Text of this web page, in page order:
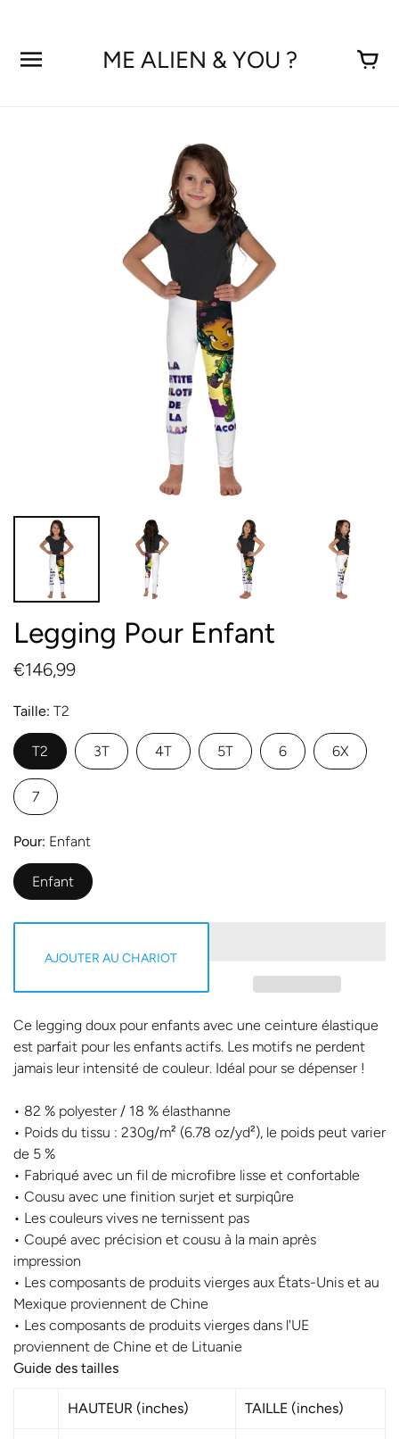
ME ALIEN & YOU ?
Legging Pour Enfant
€146,99
Taille T2
T2 3T 4T 5T 6 6X
7
Pour Enfant
Enfant
AJOUTER AU CHARIOT
Ce legging doux pour enfants avec une ceinture élastique
est parfait pour les enfants actifs. Les motifs ne perdent
jamais leur intensité de couleur. Idéal pour se dépenser !
• 82 % polyester / 18 % élasthanne
• Poids du tissu : 230g/m² (6.78 oz/yd²), le poids peut varier
de 5 %
• Fabriqué avec un fil de microfibre lisse et confortable
• Cousu avec une finition surjet et surpiqûre
• Les couleurs vives ne ternissent pas
• Coupé avec précision et cousu à la main après
impression
• Les composants de produits vierges aux États-Unis et au
Mexique proviennent de Chine
• Les composants de produits vierges dans l'UE
proviennent de Chine et de Lituanie
Guide des tailles
HAUTEUR (inches) TAILLE (inches)